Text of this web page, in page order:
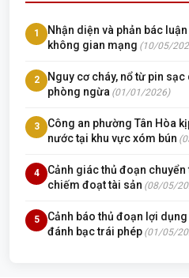
1
Nhận diện và phản bác
không gian mạng (10/05/
2
Nguy cơ cháy, nổ từ pin
phòng ngừa (01/01/2026)
3
Công an phường Tân Hòa
nước tại khu vực xóm bún
4
Cảnh giác thủ đoạn chuyển
chiếm đoạt tài sản (08/05/
5
Cảnh báo thủ đoạn lợi
đánh bạc trái phép (01/05/